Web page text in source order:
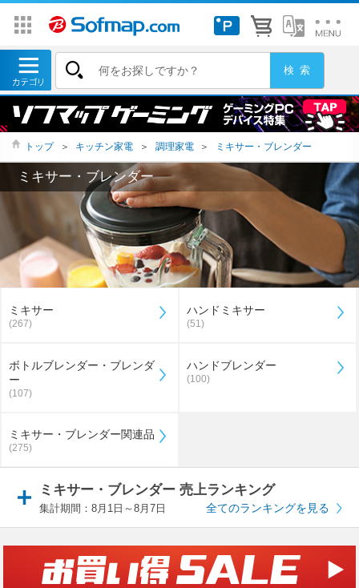
トップ ＞ キッチン家電 ＞ 調理家電 ＞ ミキサー・ブレンダー
ミキサー・ブレンダー
ミキサー
(267)
ハンドミキサー
(51)
ボトルブレンダー・ブレンダ
ー
(107)
ハンドブレンダー
(100)
ミキサー・ブレンダー関連品
(275)
ミキサー・ブレンダー 売上ランキング
集計期間：8月1日～8月7日 全てのランキングを見る